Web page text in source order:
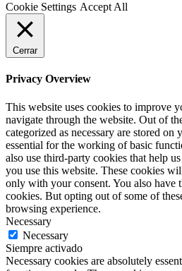
Cookie Settings Accept All
Cerrar
Privacy Overview
This website uses cookies to improve
navigate through the website. Out of
categorized as necessary are stored on
essential for the working of basic
also use third-party cookies that help
you use this website. These cookies
only with your consent. You also have
cookies. But opting out of some of
browsing experience.
Necessary
Necessary
Siempre activado
Necessary cookies are absolutely